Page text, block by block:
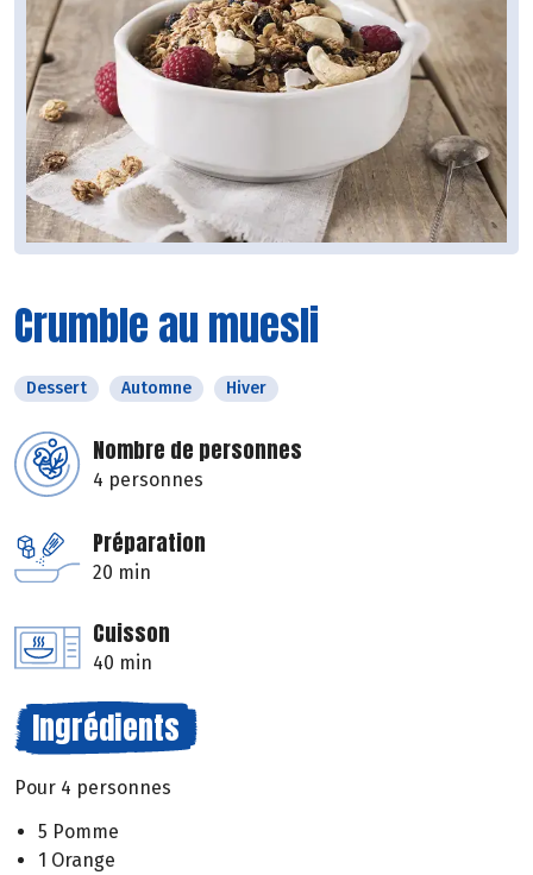
Crumble au muesli
Dessert Automne Hiver
Nombre de personnes
4 personnes
Préparation
20 min
Cuisson
40 min
Ingrédients
Pour 4 personnes
5 Pomme
1 Orange